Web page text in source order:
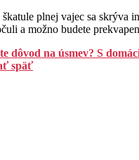
plnej vajec sa skrýva
a možno budete
dôvod na úsmev? S
späť